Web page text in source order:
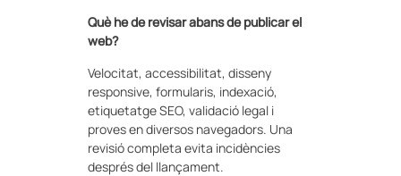
Què he de revisar abans de publicar el
web?
Velocitat, accessibilitat, disseny
responsive, formularis, indexació,
etiquetatge SEO, validació legal i
proves en diversos navegadors. Una
revisió completa evita incidències
després del llançament.